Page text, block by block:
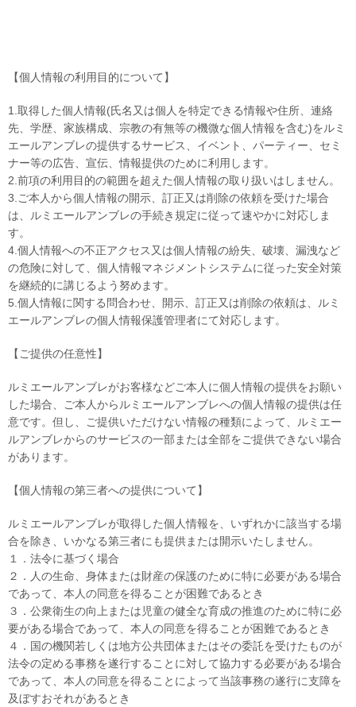
【個人情報の利用目的について】
1.取得した個人情報(氏名又は個人を特定できる情報や住所、連絡
先、学歴、家族構成、宗教の有無等の機微な個人情報を含む)をルミ
エールアンブレの提供するサービス、イベント、パーティー、セミ
ナー等の広告、宣伝、情報提供のために利用します。
2.前項の利用目的の範囲を超えた個人情報の取り扱いはしません。
3.ご本人から個人情報の開示、訂正又は削除の依頼を受けた場合
は、ルミエールアンブレの手続き規定に従って速やかに対応しま
す。
4.個人情報への不正アクセス又は個人情報の紛失、破壊、漏洩など
の危険に対して、個人情報マネジメントシステムに従った安全対策
を継続的に講じるよう努めます。
5.個人情報に関する問合わせ、開示、訂正又は削除の依頼は、ルミ
エールアンブレの個人情報保護管理者にて対応します。
【ご提供の任意性】
ルミエールアンブレがお客様などご本人に個人情報の提供をお願い
した場合、ご本人からルミエールアンブレへの個人情報の提供は任
意です。但し、ご提供いただけない情報の種類によって、ルミエー
ルアンブレからのサービスの一部または全部をご提供できない場合
があります。
【個人情報の第三者への提供について】
ルミエールアンブレが取得した個人情報を、いずれかに該当する場
合を除き、いかなる第三者にも提供または開示いたしません。
１．法令に基づく場合
２．人の生命、身体または財産の保護のために特に必要がある場合
であって、本人の同意を得ることが困難であるとき
３．公衆衛生の向上または児童の健全な育成の推進のために特に必
要がある場合であって、本人の同意を得ることが困難であるとき
４．国の機関若しくは地方公共団体またはその委託を受けたものが
法令の定める事務を遂行することに対して協力する必要がある場合
であって、本人の同意を得ることによって当該事務の遂行に支障を
及ぼすおそれがあるとき